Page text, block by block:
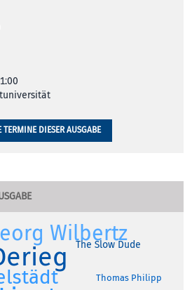
TERMINE DIESER AUSGABE
Wilbertz
The Slow Dude
Thomas Philipp